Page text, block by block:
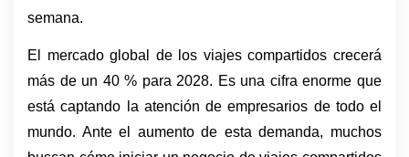
semana.
El mercado global de los viajes compartidos crecerá
más de un 40 % para 2028. Es una cifra enorme que
está captando la atención de empresarios de todo el
mundo. Ante el aumento de esta demanda, muchos